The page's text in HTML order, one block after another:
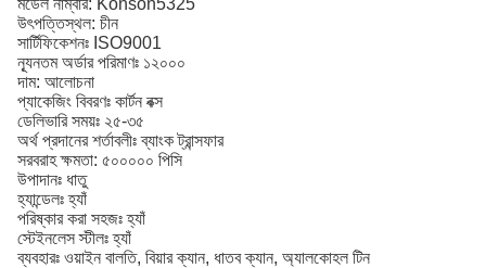
উৎপত্তিস্থল: চীন
সার্টিফিকেশনঃ ISO9001
ন্যূনতম অর্ডার পরিমাণঃ ১২০০০
দাম: আলোচনা
প্যাকেজিং বিবরণঃ কার্টন বক্স
ডেলিভারি সময়ঃ ২৫-৩৫
অর্থ প্রদানের শর্তাবলীঃ ব্যাংক ট্রান্সফার
সরবরাহ ক্ষমতা: ৫০০০০০ পিসি
উপাদানঃ ধাতু
হ্যান্ডেলঃ হ্যাঁ
পরিষ্কার করা সহজঃ হ্যাঁ
স্টেইনলেস স্টীলঃ হ্যাঁ
ব্যবহারঃ ওয়াইন বালতি, বিয়ার ক্যান, ধাতব ক্যান, অ্যালকোহল টিন